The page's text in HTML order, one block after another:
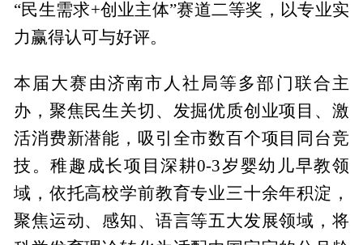
“民生需求+创业主体”赛道二等奖，以专业实
力赢得认可与好评。
本届大赛由济南市人社局等多部门联合主
办，聚焦民生关切、发掘优质创业项目、激
活消费新潜能，吸引全市数百个项目同台竞
技。稚趣成长项目深耕0-3岁婴幼儿早教领
域，依托高校学前教育专业三十余年积淀，
聚焦运动、感知、语言等五大发展领域，将